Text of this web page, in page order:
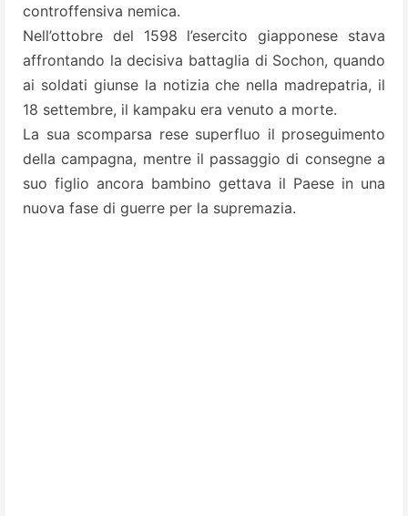
controffensiva nemica.
Nell’ottobre del 1598 l’esercito giapponese stava
affrontando la decisiva battaglia di Sochon, quando
ai soldati giunse la notizia che nella madrepatria, il
18 settembre, il kampaku era venuto a morte.
La sua scomparsa rese superfluo il proseguimento
della campagna, mentre il passaggio di consegne a
suo figlio ancora bambino gettava il Paese in una
nuova fase di guerre per la supremazia.